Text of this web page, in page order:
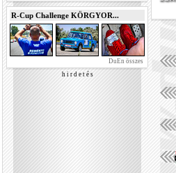
R-Cup Challenge KÖRGYOR...
DuEn összes
h i r d e t é s